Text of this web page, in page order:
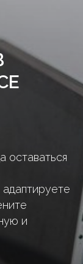
оставаться
и